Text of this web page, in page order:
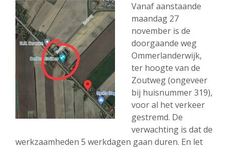
Vanaf aanstaande
maandag 27
november is de
doorgaande weg
Ommerlanderwijk,
ter hoogte van de
Zoutweg (ongeveer
bij huisnummer 319),
voor al het verkeer
gestremd. De
verwachting is dat de
werkzaamheden 5 werkdagen gaan duren. En let